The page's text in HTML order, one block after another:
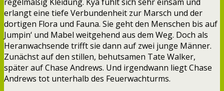
erlangt eine tiefe Verbundenheit zur Marsch und der
dortigen Flora und Fauna. Sie geht den Menschen bis auf
Jumpin‘ und Mabel weitgehend aus dem Weg. Doch als
Heranwachsende trifft sie dann auf zwei junge Männer.
Zunächst auf den stillen, behutsamen Tate Walker,
später auf Chase Andrews. Und irgendwann liegt Chase
Andrews tot unterhalb des Feuerwachturms.